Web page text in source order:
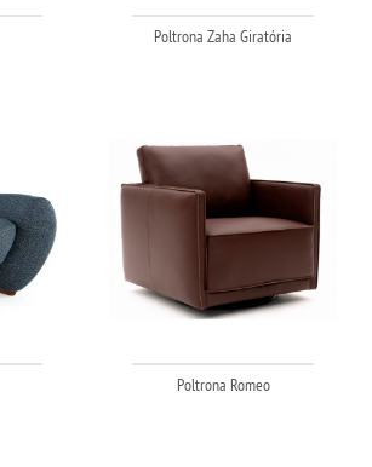
Poltrona Zaha Giratória
Poltrona Romeo